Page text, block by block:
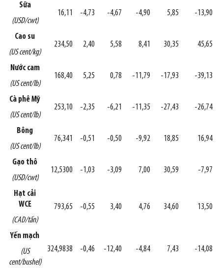
Sữa
(USD/cwt)
16,11 -4,73 -4,67 -4,90 5,85 -13,90
Cao su
(US cent/kg)
234,50 2,40 5,58 8,41 30,35 45,65
Nước cam
(US cent/lb)
168,40 5,25 0,78 -11,79 -17,93 -39,13
Cà phê Mỹ
(US cent/lb)
253,10 -2,35 -6,21 -11,35 -27,43 -26,74
Bông
(US cent/lb)
76,341 -0,51 -0,50 -9,92 18,85 16,94
Gạo thô
(USD/cwt)
12,5300 -1,03 -3,09 7,00 30,59 -7,97
Hạt cải
WCE
(CAD/tấn)
793,65 -0,55 3,40 4,76 34,60 13,50
Yến mạch
(US
cent/bushel)
324,9838 -0,46 -12,40 -4,84 7,43 -14,08